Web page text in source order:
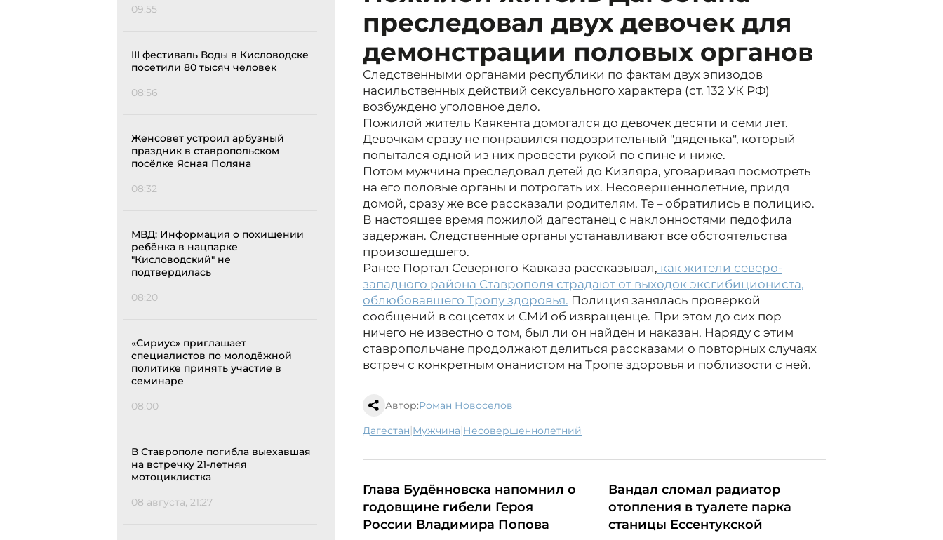
09:55
III фестиваль Воды в Кисловодске
посетили 80 тысяч человек
08:56
Женсовет устроил арбузный
праздник в ставропольском
посёлке Ясная Поляна
08:32
МВД: Информация о похищении
ребёнка в нацпарке
"Кисловодский" не
подтвердилась
08:20
«Сириус» приглашает
специалистов по молодёжной
политике принять участие в
семинаре
08:00
В Ставрополе погибла выехавшая
на встречку 21-летняя
мотоциклистка
08 августа, 21:27
преследовал двух девочек для
демонстрации половых органов
Следственными органами республики по фактам двух эпизодов
насильственных действий сексуального характера (ст. 132 УК РФ)
возбуждено уголовное дело.
Пожилой житель Каякента домогался до девочек десяти и семи лет.
Девочкам сразу не понравился подозрительный "дяденька", который
попытался одной из них провести рукой по спине и ниже.
Потом мужчина преследовал детей до Кизляра, уговаривая посмотреть
на его половые органы и потрогать их. Несовершеннолетние, придя
домой, сразу же все рассказали родителям. Те – обратились в полицию.
В настоящее время пожилой дагестанец с наклонностями педофила
задержан. Следственные органы устанавливают все обстоятельства
произошедшего.
Ранее Портал Северного Кавказа рассказывал, как жители северо-
западного района Ставрополя страдают от выходок эксгибициониста,
облюбовавшего Тропу здоровья. Полиция занялась проверкой
сообщений в соцсетях и СМИ об извращенце. При этом до сих пор
ничего не известно о том, был ли он найден и наказан. Наряду с этим
ставропольчане продолжают делиться рассказами о повторных случаях
встреч с конкретным онанистом на Тропе здоровья и поблизости с ней.
Автор:Роман Новоселов
Дагестан| мужчина| несовершеннолетний
Глава Будённовска напомнил о
годовщине гибели Героя
России Владимира Попова
Вандал сломал радиатор
отопления в туалете парка
станицы Ессентукской